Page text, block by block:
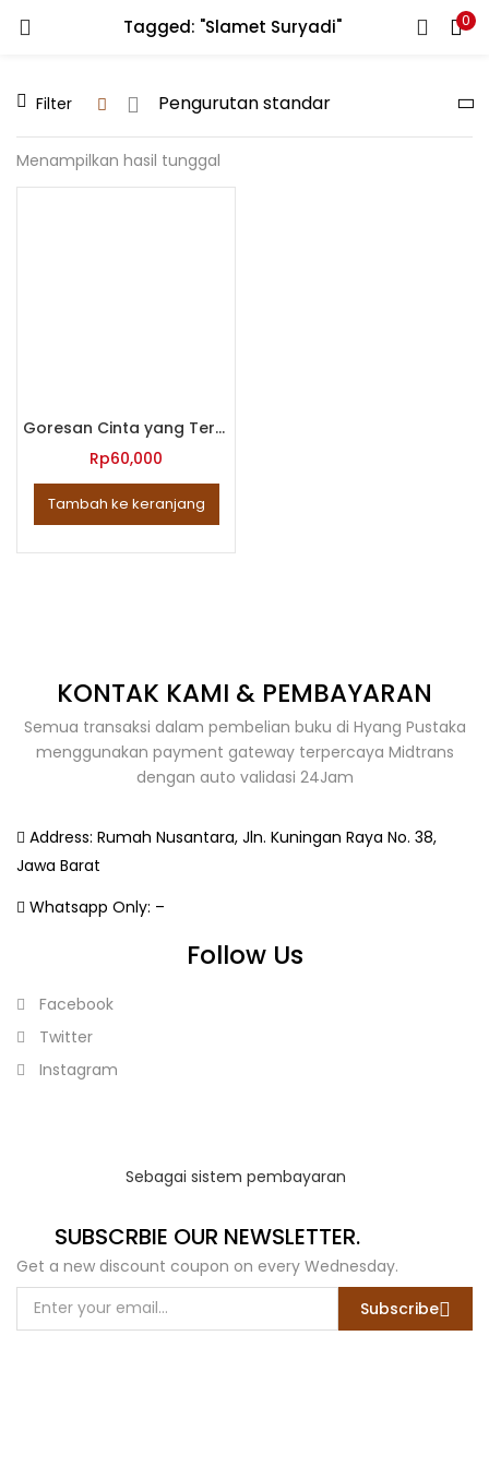
Tagged: "Slamet Suryadi" 0
LOGIN REGISTER
Enter your username and password to login.
Filter
Menampilkan hasil tunggal
Goresan Cinta yang Terukir dalam Perjalanan Waktu Senja
Rp60,000
Tambah ke keranjang
KONTAK KAMI & PEMBAYARAN
Semua transaksi dalam pembelian buku di Hyang Pustaka
menggunakan payment gateway terpercaya Midtrans
dengan auto validasi 24Jam
Address: Rumah Nusantara, Jln. Kuningan Raya No. 38,
Jawa Barat
Whatsapp Only: –
Follow Us
Facebook
Twitter
Instagram
Sebagai sistem pembayaran
SUBSCRBIE OUR NEWSLETTER.
Get a new discount coupon on every Wednesday.
Subscribe